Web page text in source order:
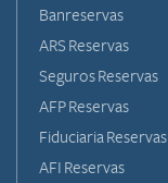
Banreservas
ARS Reservas
Seguros Reservas
AFP Reservas
Fiduciaria Reservas
AFI Reservas